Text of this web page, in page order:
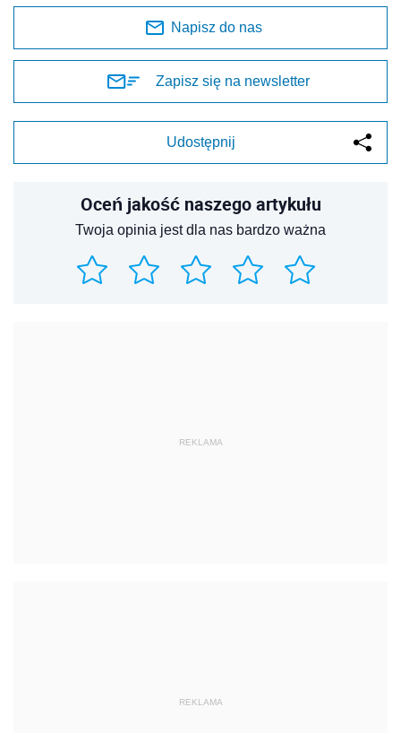
Napisz do nas
Zapisz się na newsletter
Udostępnij
Oceń jakość naszego artykułu
Twoja opinia jest dla nas bardzo ważna
REKLAMA
REKLAMA